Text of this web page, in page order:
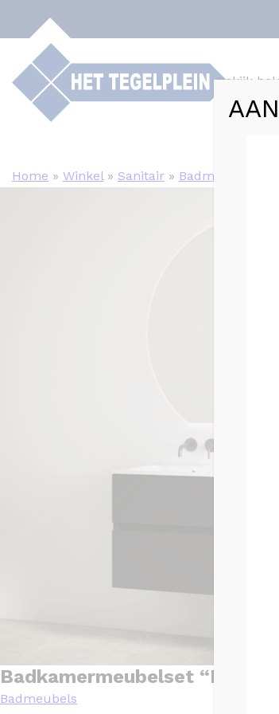
Bekijk
Home » Winkel » Sanitair » Badmeubels
Badkamermeubelset
Badmeubels